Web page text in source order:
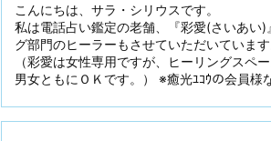
こんにちは、サラ・シリウスです。
私は電話占い鑑定の老舗、『彩愛(さいあい
グ部門のヒーラーもさせていただいています
（彩愛は女性専用ですが、ヒーリングスペ
男女ともにＯＫです。） ※癒光ﾕｺｳの会員様